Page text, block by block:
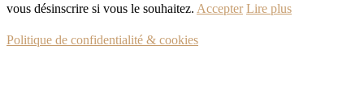
vous désinscrire si vous le souhaitez. Accepter Lire plus
Politique de confidentialité & cookies